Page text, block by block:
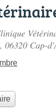
, 06320 Cap-